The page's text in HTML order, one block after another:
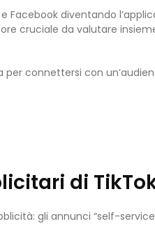
Facebook diventando
cruciale da valutare
per connettersi con
di
gli annunci “self-